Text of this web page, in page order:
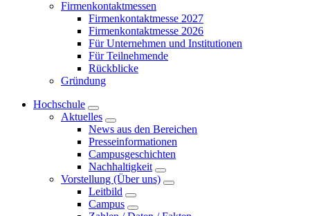
Firmenkontaktmessen
Firmenkontaktmesse 2027
Firmenkontaktmesse 2026
Für Unternehmen und Institutionen
Für Teilnehmende
Rückblicke
Gründung
Hochschule
Aktuelles
News aus den Bereichen
Presseinformationen
Campusgeschichten
Nachhaltigkeit
Vorstellung (Über uns)
Leitbild
Campus